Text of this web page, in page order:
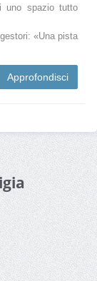
uno spazio tutto
«Una pista
Approfondisci